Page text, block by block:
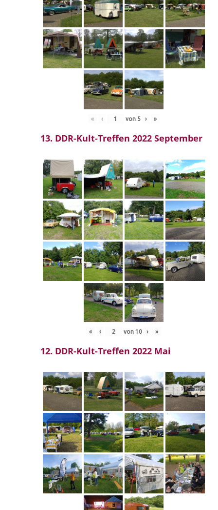
« ‹ von 5 › »
13. DDR-Kult-Treffen 2022 September
« ‹ von 10 › »
12. DDR-Kult-Treffen 2022 Mai